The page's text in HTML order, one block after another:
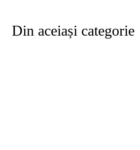
Din aceiași categorie